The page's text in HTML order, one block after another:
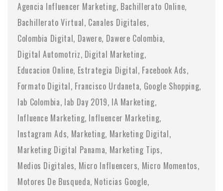
Agencia Influencer Marketing Bachillerato Online
Bachillerato Virtual Canales Digitales
Colombia Digital Dawere Dawere Colombia
Digital Automotriz Digital Marketing
Educacion Online Estrategia Digital Facebook Ads
Formato Digital Francisco Urdaneta Google Shopping
Iab Colombia Iab Day 2019 IA Marketing
Influence Marketing Influencer Marketing
Instagram Ads Marketing Marketing Digital
Marketing Digital Panama Marketing Tips
Medios Digitales Micro Influencers Micro Momentos
Motores De Busqueda Noticias Google